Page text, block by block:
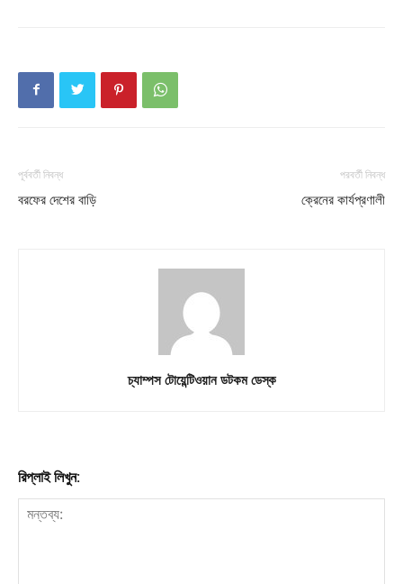
পূর্ববর্তী নিবন্ধ
বরফের দেশের বাড়ি
পরবর্তী নিবন্ধ
ক্রেনের কার্যপ্রণালী
চ্যাম্পস টোয়েন্টিওয়ান ডটকম ডেস্ক
রিপ্লাই লিখুন: